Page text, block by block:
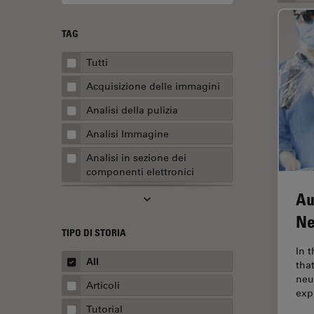
TAG
Tutti
Acquisizione delle immagini
Analisi della pulizia
Analisi Immagine
Analisi in sezione dei
componenti elettronici
Analisi multiplex spaziale
AR Surgery
Assemblaggio
TIPO DI STORIA
All
Articoli
Tutorial
In